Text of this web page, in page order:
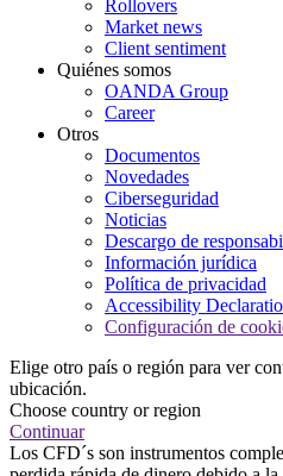
Rollovers
Market news
Client sentiment
Quiénes somos
OANDA Group
Career
Otros
Documentos
Novedades
Ciberseguridad
Noticias
Descargo de
Información jurídica
Política de privacidad
Accessibility
Configuración de
Elige otro país o región para ver
ubicación.
Choose country or region
Continuar
Los CFD´s son instrumentos